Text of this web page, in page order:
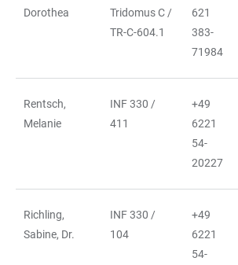
Dorothea
Tridomus C /
TR-C-604.1
621
383-
71984
Rentsch,
Melanie
INF 330 /
411
+49
6221
54-
20227
Richling,
Sabine, Dr.
INF 330 /
104
+49
6221
54-